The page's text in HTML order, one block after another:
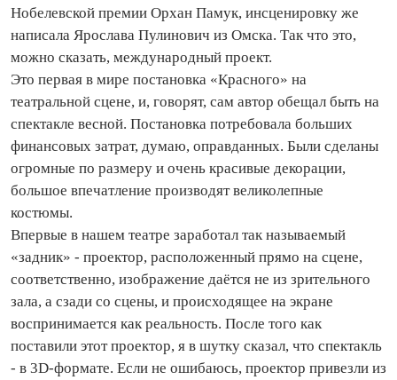
Нобелевской премии Орхан Памук, инсценировку же
написала Ярослава Пулинович из Омска. Так что это,
можно сказать, международный проект.
Это первая в мире постановка «Красного» на
театральной сцене, и, говорят, сам автор обещал быть на
спектакле весной. Постановка потребовала больших
финансовых затрат, думаю, оправданных. Были сделаны
огромные по размеру и очень красивые декорации,
большое впечатление производят великолепные
костюмы.
Впервые в нашем театре заработал так называемый
«задник» - проектор, расположенный прямо на сцене,
соответственно, изображение даётся не из зрительного
зала, а сзади со сцены, и происходящее на экране
воспринимается как реальность. После того как
поставили этот проектор, я в шутку сказал, что спектакль
- в 3D‑формате. Если не ошибаюсь, проектор привезли из